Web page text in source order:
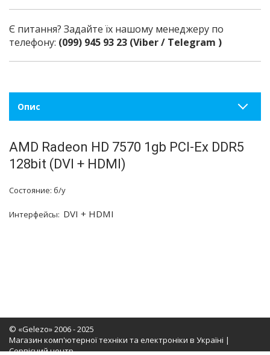
Є питання? Задайте їх нашому менеджеру по
телефону: (099) 945 93 23 (Viber / Telegram )
Опис
AMD Radeon HD 7570 1gb PCI-Ex DDR5
128bit (DVI + HDMI)
Состояние: б/у
Интерфейсы: DVI + HDMI
© «Gelezo» 2006 - 2025
Магазин комп'ютерної техніки та електроніки в Україні |
Сервісний центр